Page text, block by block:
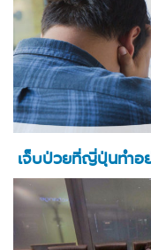
เจ็บป่วยที่ญี่ปุ่นทำอย่